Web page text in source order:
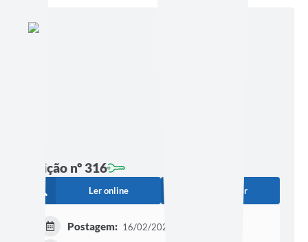
Edição nº 316
Ler online Baixar
Postagem: 16/02/2023 às 06h00